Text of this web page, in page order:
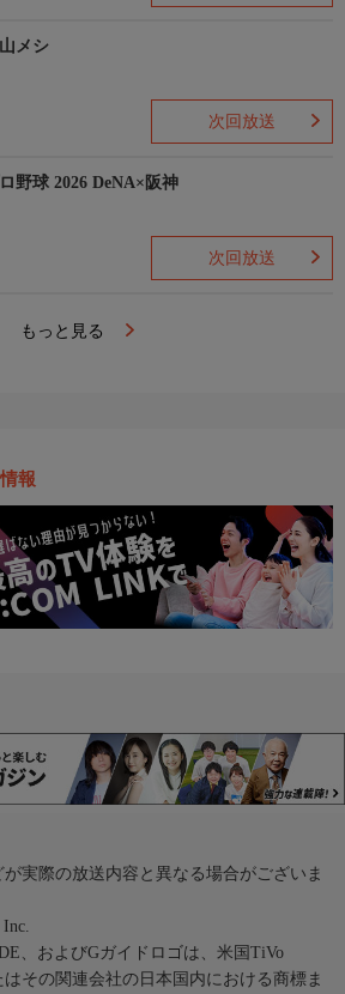
メシ
次回放送
野球 2026 DeNA×阪神
次回放送
もっと見る
報
実際の放送内容と異なる場合がございま
、およびGガイドロゴは、米国TiVo
その関連会社の日本国内における商標ま